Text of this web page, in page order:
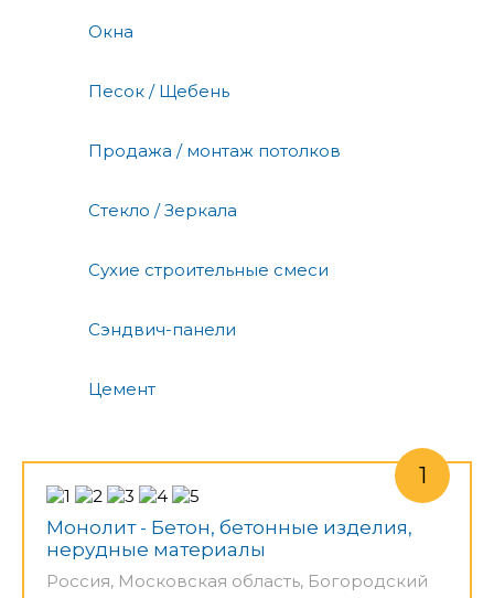
Окна
Песок / Щебень
Продажа / монтаж потолков
Стекло / Зеркала
Сухие строительные смеси
Сэндвич-панели
Цемент
Монолит - Бетон, бетонные изделия,
нерудные материалы
Россия, Московская область, Богородский